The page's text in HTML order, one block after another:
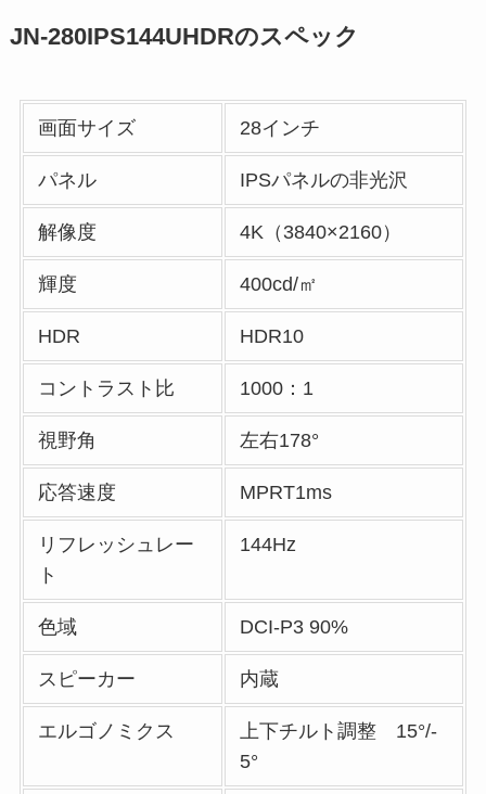
JN-280IPS144UHDRのスペック
画面サイズ 28インチ
パネル IPSパネルの非光沢
解像度 4K（3840×2160）
輝度 400cd/㎡
HDR HDR10
コントラスト比 1000：1
視野角 左右178°
応答速度 MPRT1ms
リフレッシュレー
ト
144Hz
色域 DCI-P3 90%
スピーカー 内蔵
エルゴノミクス
上下チルト調整 15°/-
5°